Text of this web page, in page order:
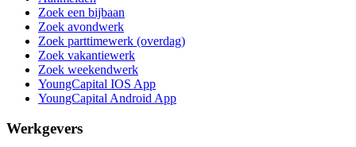
Zoek een bijbaan
Zoek avondwerk
Zoek parttimewerk (overdag)
Zoek vakantiewerk
Zoek weekendwerk
YoungCapital IOS App
YoungCapital Android App
Werkgevers